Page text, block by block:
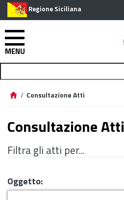
Regione Siciliana
MENU
/ Consultazione Atti
Consultazione Atti
Filtra gli atti per...
Oggetto: